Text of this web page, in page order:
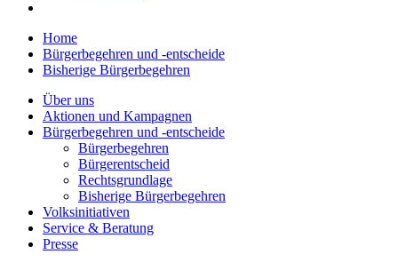
Home
Bürgerbegehren und -entscheide
Bisherige Bürgerbegehren
Über uns
Aktionen und Kampagnen
Bürgerbegehren und -entscheide
Bürgerbegehren
Bürgerentscheid
Rechtsgrundlage
Bisherige Bürgerbegehren
Volksinitiativen
Service & Beratung
Presse